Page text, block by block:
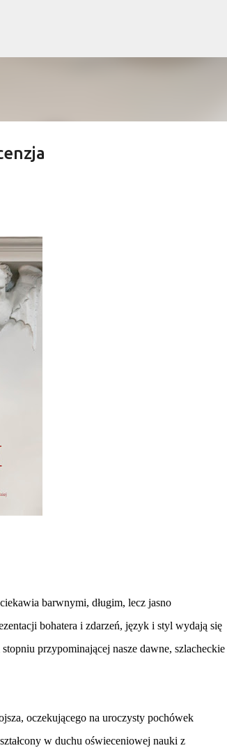
barwnymi, długim, lecz jasno
bohatera i zdarzeń, język i styl wydają się
przypominającej nasze dawne, szlacheckie
oczekującego na uroczysty pochówek
w duchu oświeceniowej nauki z